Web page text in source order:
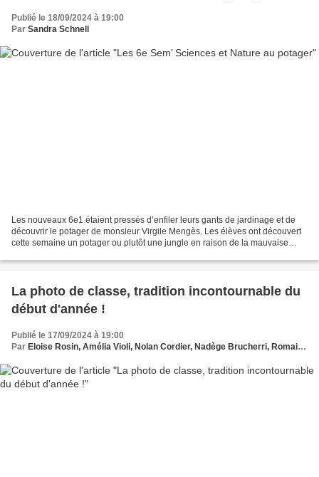
Publié le 18/09/2024 à 19:00
Par Sandra Schnell
Les nouveaux 6e1 étaient pressés d’enfiler leurs gants de jardinage et de
découvrir le potager de monsieur Virgile Mengès. Les élèves ont découvert
cette semaine un potager ou plutôt une jungle en raison de la mauvaise
La photo de classe, tradition incontournable du
début d'année !
Publié le 17/09/2024 à 19:00
Par Eloise Rosin, Amélia Violi, Nolan Cordier, Nadège Brucherri, Romain Peter